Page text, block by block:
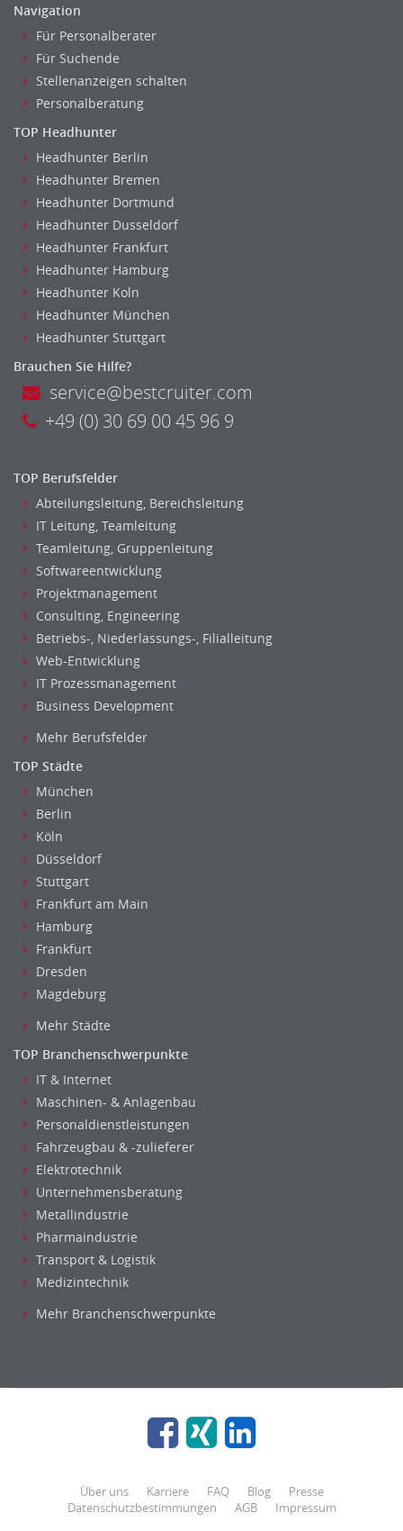
Navigation
Für Personalberater
Für Suchende
Stellenanzeigen schalten
Personalberatung
TOP Headhunter
Headhunter Berlin
Headhunter Bremen
Headhunter Dortmund
Headhunter Dusseldorf
Headhunter Frankfurt
Headhunter Hamburg
Headhunter Koln
Headhunter München
Headhunter Stuttgart
Brauchen Sie Hilfe?
service@bestcruiter.com
+49 (0) 30 69 00 45 96 9
TOP Berufsfelder
Abteilungsleitung, Bereichsleitung
IT Leitung, Teamleitung
Teamleitung, Gruppenleitung
Softwareentwicklung
Projektmanagement
Consulting, Engineering
Betriebs-, Niederlassungs-, Filialleitung
Web-Entwicklung
IT Prozessmanagement
Business Development
Mehr Berufsfelder
TOP Städte
München
Berlin
Köln
Düsseldorf
Stuttgart
Frankfurt am Main
Hamburg
Frankfurt
Dresden
Magdeburg
Mehr Städte
TOP Branchenschwerpunkte
IT & Internet
Maschinen- & Anlagenbau
Personaldienstleistungen
Fahrzeugbau & -zulieferer
Elektrotechnik
Unternehmensberatung
Metallindustrie
Pharmaindustrie
Transport & Logistik
Medizintechnik
Mehr Branchenschwerpunkte
Über uns Karriere FAQ Blog
Presse
Datenschutzbestimmungen
AGB Impressum